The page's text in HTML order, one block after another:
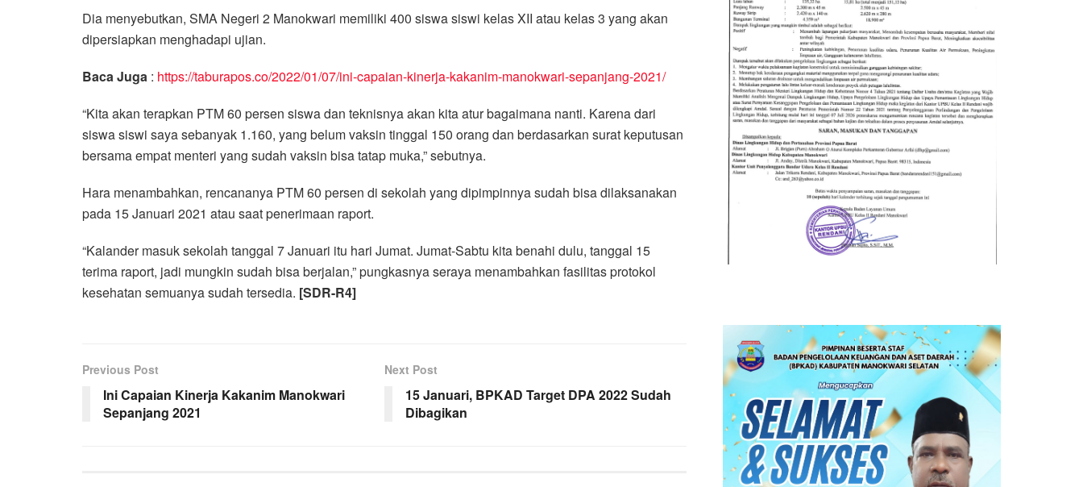
Dia menyebutkan, SMA Negeri 2 Manokwari memiliki 400 siswa siswi kelas XII atau kelas 3 yang akan
dipersiapkan menghadapi ujian.
Baca Juga : https://taburapos.co/2022/01/07/ini-capaian-kinerja-kakanim-manokwari-sepanjang-2021/
“Kita akan terapkan PTM 60 persen siswa dan teknisnya akan kita atur bagaimana nanti. Karena dari
siswa siswi saya sebanyak 1.160, yang belum vaksin tinggal 150 orang dan berdasarkan surat keputusan
bersama empat menteri yang sudah vaksin bisa tatap muka,” sebutnya.
Hara menambahkan, rencananya PTM 60 persen di sekolah yang dipimpinnya sudah bisa dilaksanakan
pada 15 Januari 2021 atau saat penerimaan raport.
“Kalander masuk sekolah tanggal 7 Januari itu hari Jumat. Jumat-Sabtu kita benahi dulu, tanggal 15
terima raport, jadi mungkin sudah bisa berjalan,” pungkasnya seraya menambahkan fasilitas protokol
kesehatan semuanya sudah tersedia. [SDR-R4]
Previous Post
Ini Capaian Kinerja Kakanim Manokwari
Sepanjang 2021
Next Post
15 Januari, BPKAD Target DPA 2022 Sudah
Dibagikan